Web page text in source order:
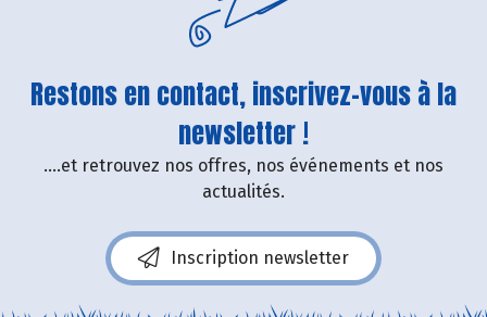
Restons en contact, inscrivez-vous à la
newsletter !
....et retrouvez nos offres, nos événements et nos
actualités.
Inscription newsletter